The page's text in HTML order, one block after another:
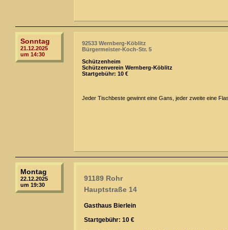
Sonntag
21.12.2025
um 14:30
92533 Wernberg-Köblitz
Bürgermeister-Koch-Str. 5
Schützenheim
Schützenverein Wernberg-Köblitz
Startgebühr: 10 €
Jeder Tischbeste gewinnt eine Gans, jeder zweite eine
Montag
22.12.2025
um 19:30
91189 Rohr
Hauptstraße 14
Gasthaus Bierlein
Startgebühr: 10 €